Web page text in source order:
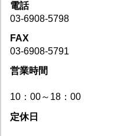
電話
03-6908-5798
FAX
03-6908-5791
営業時間
10：00～18：00
定休日